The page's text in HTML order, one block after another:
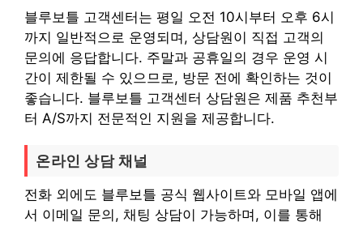
블루보틀 고객센터는 평일 오전 10시부터 오후 6시
까지 일반적으로 운영되며, 상담원이 직접 고객의
문의에 응답합니다. 주말과 공휴일의 경우 운영 시
간이 제한될 수 있으므로, 방문 전에 확인하는 것이
좋습니다. 블루보틀 고객센터 상담원은 제품 추천부
터 A/S까지 전문적인 지원을 제공합니다.
온라인 상담 채널
전화 외에도 블루보틀 공식 웹사이트와 모바일 앱에
서 이메일 문의, 채팅 상담이 가능하며, 이를 통해